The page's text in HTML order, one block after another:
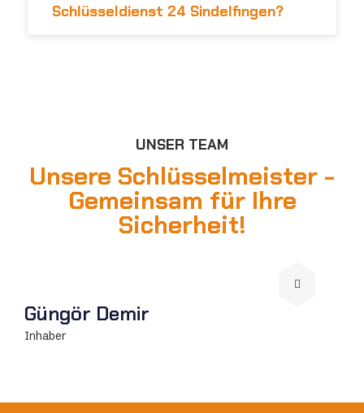
Schlüsseldienst 24 Sindelfingen?
UNSER TEAM
Unsere Schlüsselmeister -
Gemeinsam für Ihre
Sicherheit!
Güngör Demir
Inhaber